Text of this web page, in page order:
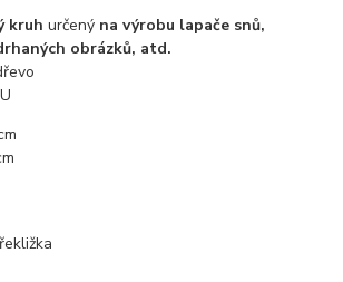
kruh určený na výrobu lapače snů,
obrázků, atd.